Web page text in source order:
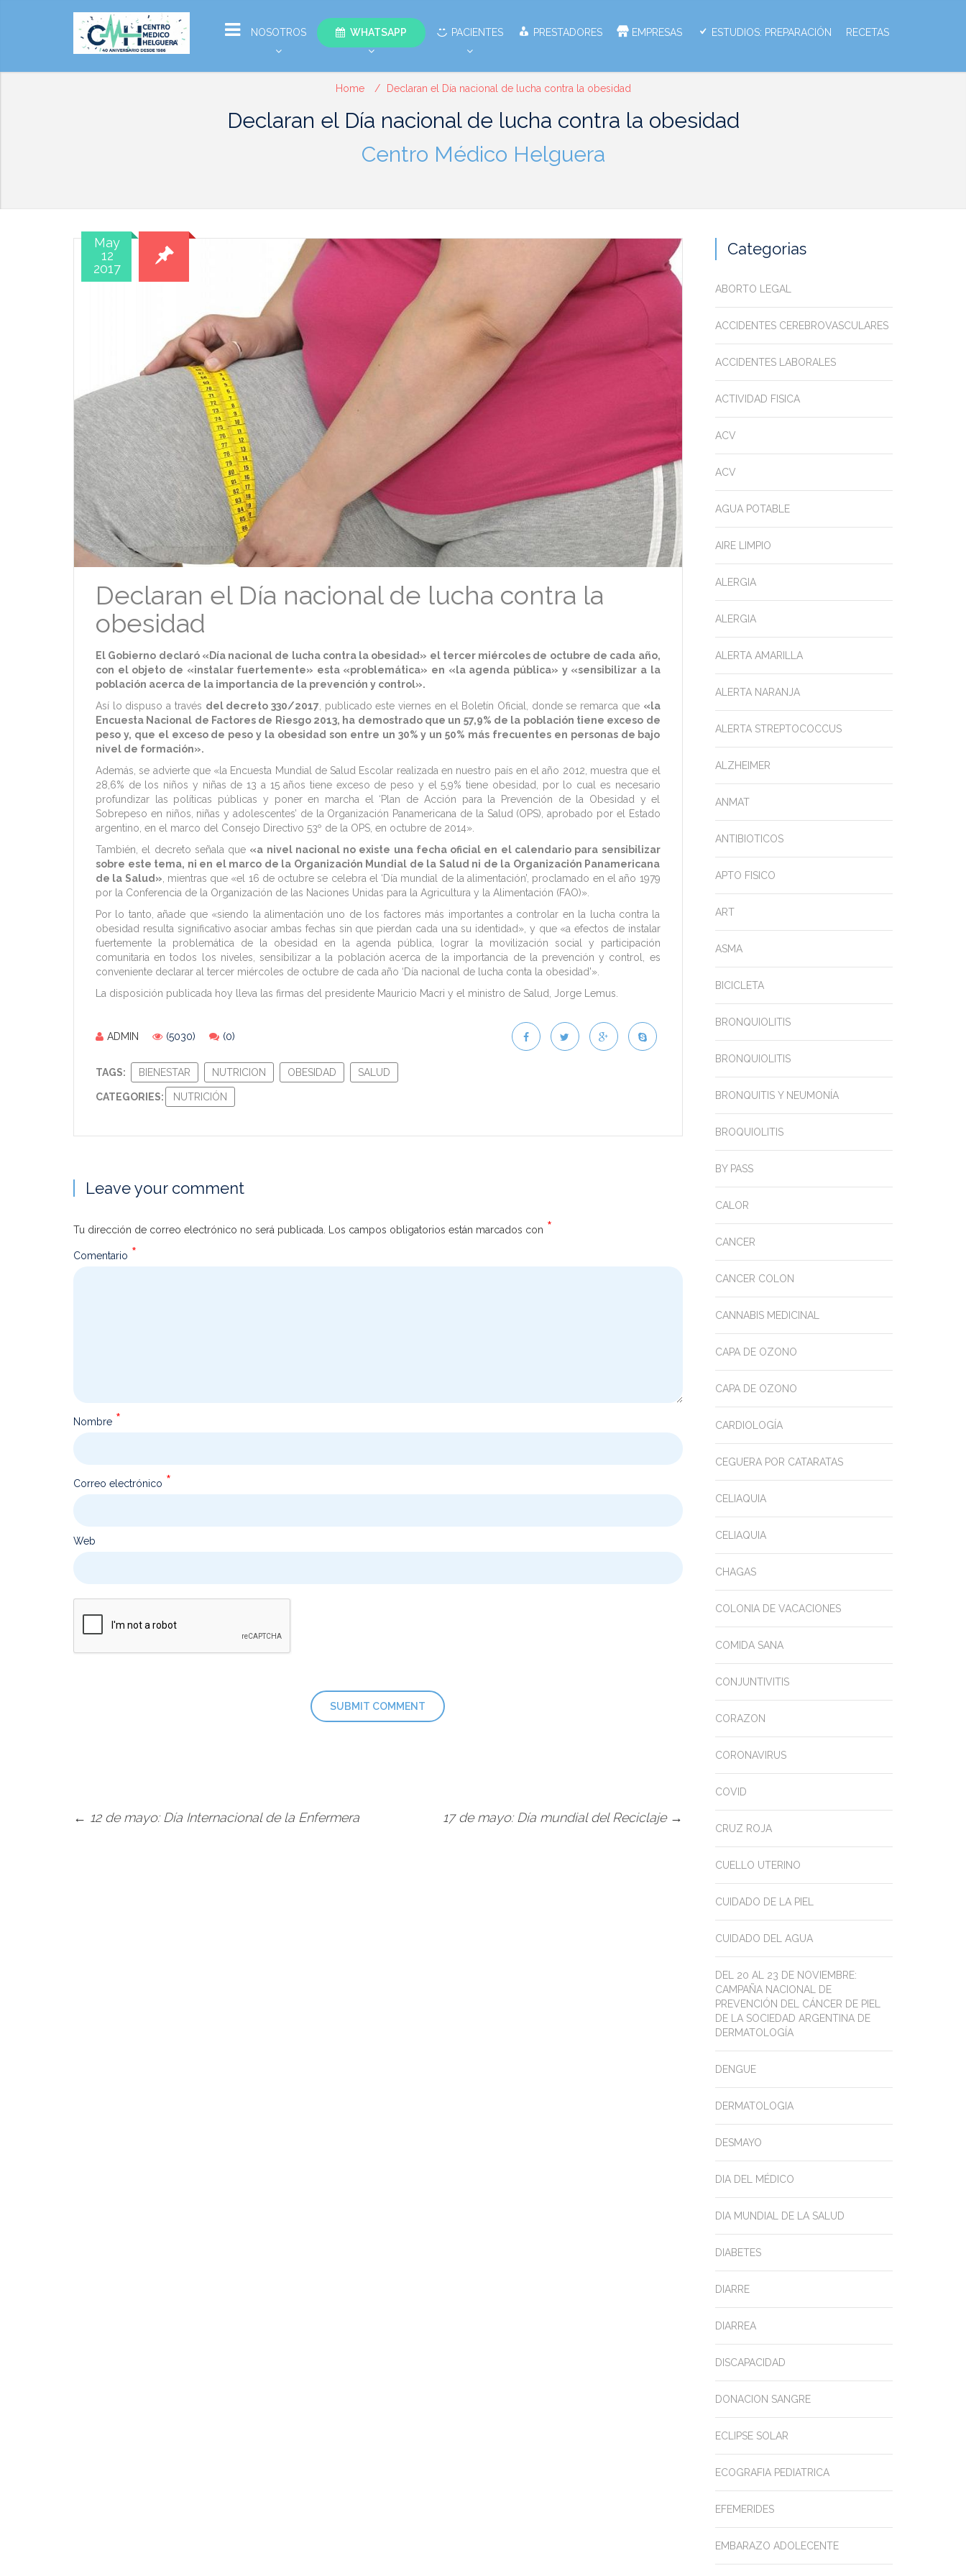
NOSOTROS WHATSAPP PACIENTES PRESTADORES EMPRESAS ESTUDIOS: PREPARACIÓN RECETAS
Home Declaran el Día nacional de lucha contra la obesidad
Declaran el Día nacional de lucha contra la obesidad
Centro Médico Helguera
May
12
2017
Declaran el Día nacional de lucha contra la
obesidad
El Gobierno declaró «Día nacional de lucha contra la obesidad» el tercer miércoles de octubre de cada año,
con el objeto de «instalar fuertemente» esta «problemática» en «la agenda pública» y «sensibilizar a la
población acerca de la importancia de la prevención y control».
Así lo dispuso a través del decreto 330/2017, publicado este viernes en el Boletín Oficial, donde se remarca que «la
Encuesta Nacional de Factores de Riesgo 2013, ha demostrado que un 57,9% de la población tiene exceso de
peso y, que el exceso de peso y la obesidad son entre un 30% y un 50% más frecuentes en personas de bajo
nivel de formación».
Además, se advierte que «la Encuesta Mundial de Salud Escolar realizada en nuestro país en el año 2012, muestra que el
28,6% de los niños y niñas de 13 a 15 años tiene exceso de peso y el 5,9% tiene obesidad, por lo cual es necesario
profundizar las políticas públicas y poner en marcha el ‘Plan de Acción para la Prevención de la Obesidad y el
Sobrepeso en niños, niñas y adolescentes’ de la Organización Panamericana de la Salud (OPS), aprobado por el Estado
argentino, en el marco del Consejo Directivo 53º de la OPS, en octubre de 2014».
También, el decreto señala que «a nivel nacional no existe una fecha oficial en el calendario para sensibilizar
sobre este tema, ni en el marco de la Organización Mundial de la Salud ni de la Organización Panamericana
de la Salud» , mientras que «el 16 de octubre se celebra el ‘Día mundial de la alimentación’, proclamado en el año 1979
por la Conferencia de la Organización de las Naciones Unidas para la Agricultura y la Alimentación (FAO)».
Por lo tanto, añade que «siendo la alimentación uno de los factores más importantes a controlar en la lucha contra la
obesidad resulta significativo asociar ambas fechas sin que pierdan cada una su identidad», y que «a efectos de instalar
fuertemente la problemática de la obesidad en la agenda pública, lograr la movilización social y participación
comunitaria en todos los niveles, sensibilizar a la población acerca de la importancia de la prevención y control, es
conveniente declarar al tercer miércoles de octubre de cada año ‘Día nacional de lucha conta la obesidad'».
La disposición publicada hoy lleva las firmas del presidente Mauricio Macri y el ministro de Salud, Jorge Lemus.
ADMIN (5030) (0)
TAGS: BIENESTAR NUTRICION OBESIDAD SALUD
CATEGORIES: NUTRICIÓN
Leave your comment
Tu dirección de correo electrónico no será publicada. Los campos obligatorios están marcados con *
Comentario *
Nombre *
Correo electrónico *
Web
← 12 de mayo: Día Internacional de la Enfermera 17 de mayo: Día mundial del Reciclaje →
Categorias
ABORTO LEGAL
ACCIDENTES CEREBROVASCULARES
ACCIDENTES LABORALES
ACTIVIDAD FISICA
ACV
ACV
AGUA POTABLE
AIRE LIMPIO
ALERGIA
ALERGIA
ALERTA AMARILLA
ALERTA NARANJA
ALERTA STREPTOCOCCUS
ALZHEIMER
ANMAT
ANTIBIOTICOS
APTO FISICO
ART
ASMA
BICICLETA
BRONQUIOLITIS
BRONQUIOLITIS
BRONQUITIS Y NEUMONÍA
BROQUIOLITIS
BY PASS
CALOR
CANCER
CANCER COLON
CANNABIS MEDICINAL
CAPA DE OZONO
CAPA DE OZONO
CARDIOLOGÍA
CEGUERA POR CATARATAS
CELIAQUIA
CELIAQUIA
CHAGAS
COLONIA DE VACACIONES
COMIDA SANA
CONJUNTIVITIS
CORAZON
CORONAVIRUS
COVID
CRUZ ROJA
CUELLO UTERINO
CUIDADO DE LA PIEL
CUIDADO DEL AGUA
DEL 20 AL 23 DE NOVIEMBRE:
CAMPAÑA NACIONAL DE
PREVENCIÓN DEL CÁNCER DE PIEL
DE LA SOCIEDAD ARGENTINA DE
DERMATOLOGÍA
DENGUE
DERMATOLOGIA
DESMAYO
DIA DEL MÉDICO
DIA MUNDIAL DE LA SALUD
DIABETES
DIARRE
DIARREA
DISCAPACIDAD
DONACION SANGRE
ECLIPSE SOLAR
ECOGRAFIA PEDIATRICA
EFEMERIDES
EMBARAZO ADOLECENTE